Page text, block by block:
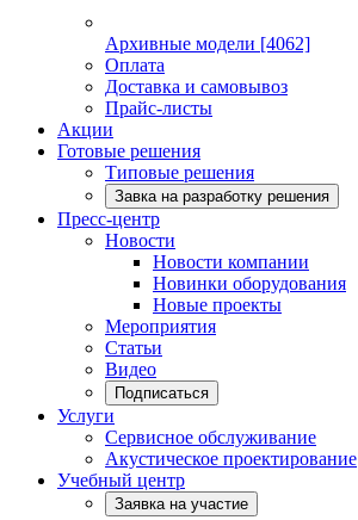
Архивные модели [4062]
Оплата
Доставка и самовывоз
Прайс-листы
Акции
Готовые решения
Типовые решения
Завка на разработку решения
Пресс-центр
Новости
Новости компании
Новинки оборудования
Новые проекты
Мероприятия
Статьи
Видео
Подписаться
Услуги
Сервисное обслуживание
Акустическое проектирование
Учебный центр
Заявка на участие